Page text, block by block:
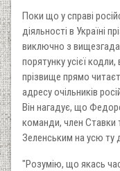
Поки що у справі
діяльності в Україні
виключно з
порятунку усієї
прізвище прямо
адресу очільників
Він нагадує, що
команди, член Ставки
Зеленським на усю ту
"Розумію, що якась